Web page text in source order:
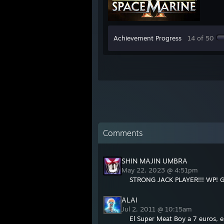
Achievement Progress 14 of 50
Comments
SHIN MAJIN UMBRA
May 22, 2023 @ 4:51pm
STRONG JACK PLAYER!!! WP!
ALAI
Jul 2, 2011 @ 10:15am
El Super Meat Boy a 7 euros,